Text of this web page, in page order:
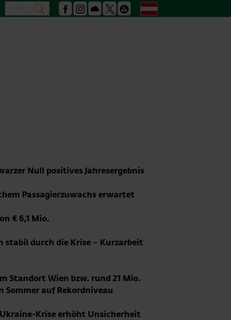
suchen Facebook
Instagram
Podcast YoutubeDeutsch
Null positives Jahresergebnis
Passagierzuwachs erwartet
€ 6,1 Mio.
stabil durch die Krise – Kurzarbeit
Standort Wien bzw. rund 21 Mio.
Sommer auf Rekordniveau
Ukraine-Krise erhöht Unsicherheit